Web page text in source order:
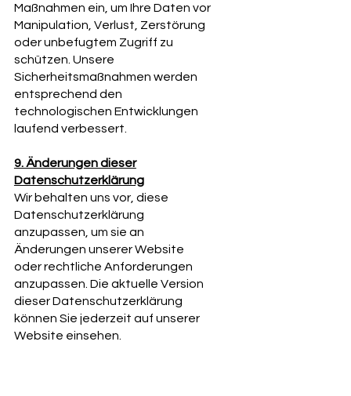
Maßnahmen ein, um Ihre Daten vor
Manipulation, Verlust, Zerstörung
oder unbefugtem Zugriff zu
schützen. Unsere
Sicherheitsmaßnahmen werden
entsprechend den
technologischen Entwicklungen
laufend verbessert.
9. Änderungen dieser
Datenschutzerklärung
Wir behalten uns vor, diese
Datenschutzerklärung
anzupassen, um sie an
Änderungen unserer Website
oder rechtliche Anforderungen
anzupassen. Die aktuelle Version
dieser Datenschutzerklärung
können Sie jederzeit auf unserer
Website einsehen.